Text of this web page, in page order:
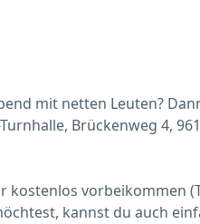
mit netten Leuten?
Brückenweg 4,
kostenlos vorbeikommen
kannst du auch